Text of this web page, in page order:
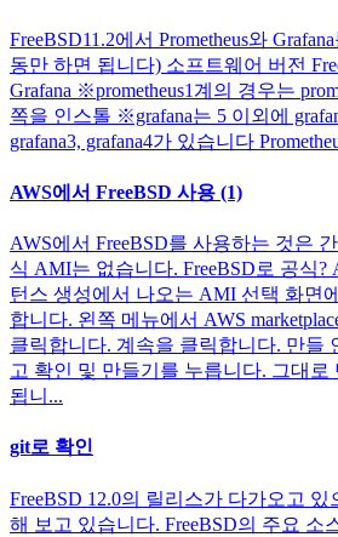
FreeBSD11.2에서 Prometheus와
동만 하면 됩니다) 소프트웨어 버전
Grafana ※prometheus1계의 경우는
쪽을 인스톨 ※grafana는 5 이외에
grafana3, grafana4가 있습니다
AWS에서 FreeBSD 사용 (1)
AWS에서 FreeBSD를 사용하는 것은
식 AMI는 없습니다. FreeBSD로 공식
턴스 생성에서 나오는 AMI 선택 화면
합니다. 왼쪽 메뉴에서 AWS
클릭합니다. 계속을 클릭합니다. 만들
고 확인 및 만들기를 누릅니다. 그대
됩니...
git로 확인
FreeBSD 12.0의 릴리스가 다가오고
해 보고 있습니다. FreeBSD의 주요 소